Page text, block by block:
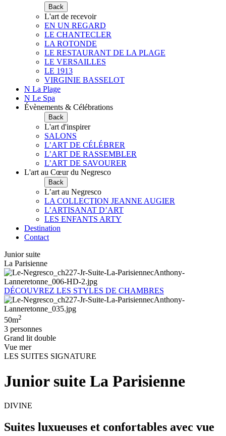
Back
L'art de recevoir
EN UN REGARD
LE CHANTECLER
LA ROTONDE
LE RESTAURANT DE LA PLAGE
LE VERSAILLES
LE 1913
VIRGINIE BASSELOT
N La Plage
N Le Spa
Évènements & Célébrations
Back
L'art d'inspirer
SALONS
L’ART DE CÉLÉBRER
L’ART DE RASSEMBLER
L’ART DE SAVOURER
L'art au Cœur du Negresco
Back
L’art au Negresco
LA COLLECTION JEANNE AUGIER
L’ARTISANAT D’ART
LES ENFANTS ARTY
Destination
Contact
Junior suite
La Parisienne
DÉCOUVREZ LES STYLES DE CHAMBRES
50m2
3 personnes
Grand lit double
Vue mer
LES SUITES SIGNATURE
Junior suite La Parisienne
DIVINE
Suites luxueuses et confortables avec vue